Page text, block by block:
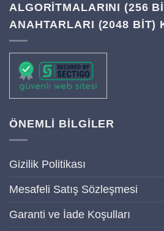
ALGORITMALARINI (256
ANAHTARLARI (2048 BIT)
ÖNEMLİ BİLGİLER
Gizilik Politikası
Mesafeli Satış Sözleşmesi
Garanti ve İade Koşulları